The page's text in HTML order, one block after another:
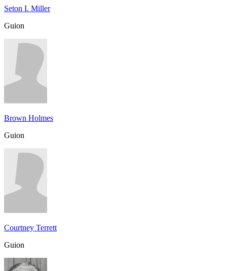
Seton I. Miller
Guion
Brown Holmes
Guion
Courtney Terrett
Guion